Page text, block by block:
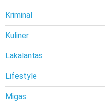
Kriminal
Kuliner
Lakalantas
Lifestyle
Migas